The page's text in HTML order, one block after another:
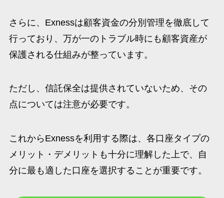
さらに、Exnessは顧客資金の分別管理を徹底して
行っており、万が一のトラブル時にも顧客資産が
保護される仕組みが整っています。
ただし、信託保全は提供されていないため、その
点については注意が必要です。
これからExnessを利用する際は、各口座タイプの
メリット・デメリットも十分に理解した上で、自
分に最も適した口座を選択することが重要です。